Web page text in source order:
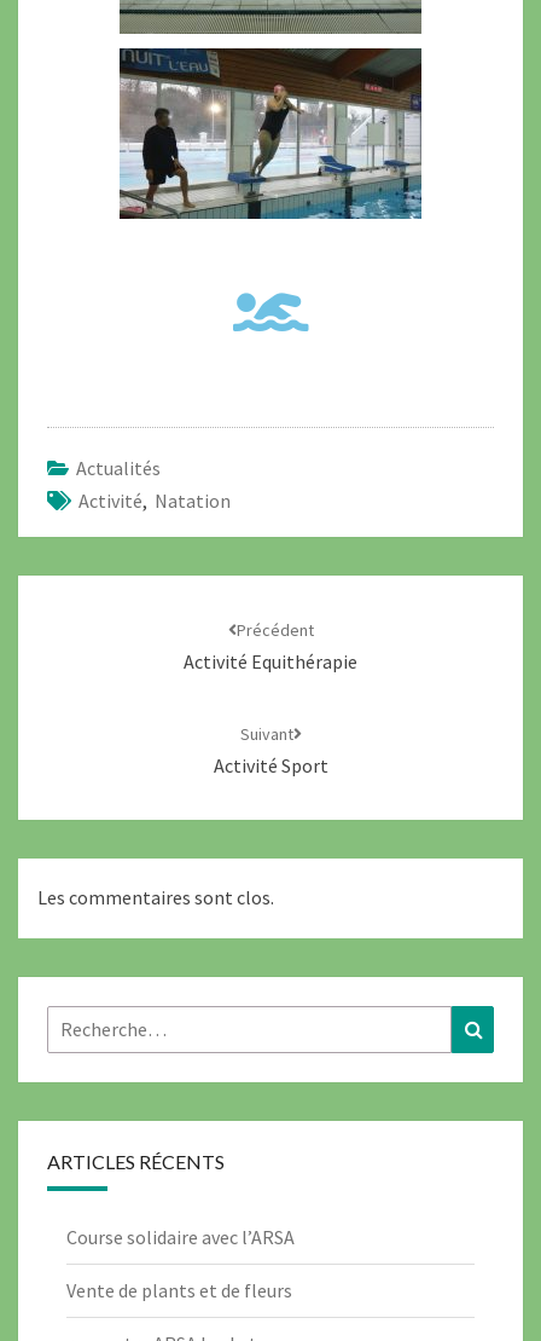
Actualités
Activité, Natation
Précédent
Activité Equithérapie
Suivant
Activité Sport
Les commentaires sont clos.
ARTICLES RÉCENTS
Course solidaire avec l’ARSA
Vente de plants et de fleurs